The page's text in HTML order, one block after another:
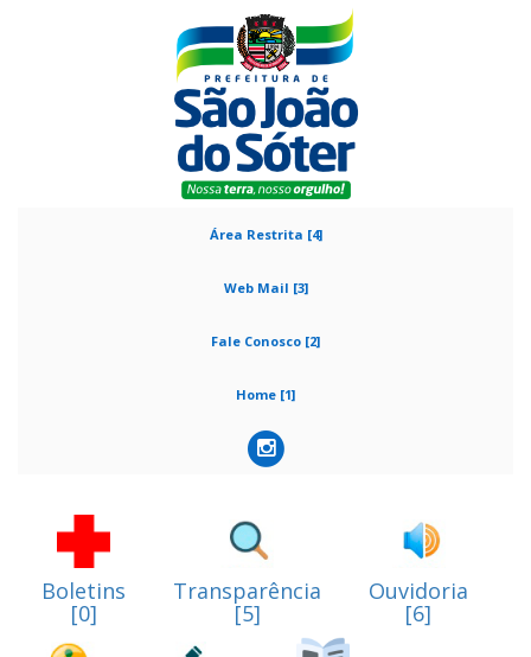
Área Restrita [4]
Web Mail [3]
Fale Conosco [2]
Home [1]
Boletins
[0]
Transparência
[5]
Ouvidoria
[6]